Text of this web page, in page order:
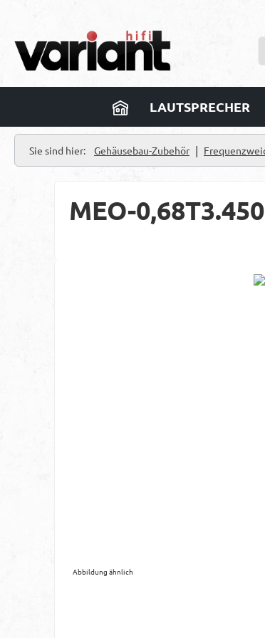
LAUTSPRECHER
Sie sind hier: Gehäusebau-Zubehör |
MEO-0,68T3.450
Abbildung ähnlich